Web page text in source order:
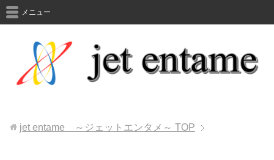
メニュー
jet entame ～ジェットエンタメ～ TOP